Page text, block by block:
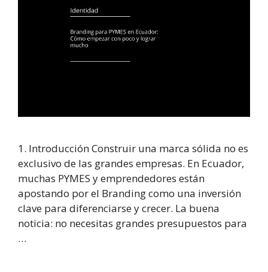
1. Introducción Construir una marca sólida no es
exclusivo de las grandes empresas. En Ecuador,
muchas PYMES y emprendedores están
apostando por el Branding como una inversión
clave para diferenciarse y crecer. La buena
noticia: no necesitas grandes presupuestos para
…